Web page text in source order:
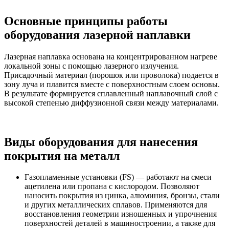
Основные принципы работы
оборудования лазерной наплавки
Лазерная наплавка основана на концентрированном нагреве
локальной зоны с помощью лазерного излучения.
Присадочный материал (порошок или проволока) подается в
зону луча и плавится вместе с поверхностным слоем основы.
В результате формируется сплавленный наплавочный слой с
высокой степенью диффузионной связи между материалами.
Виды оборудования для нанесения
покрытия на металл
Газопламенные установки (FS) — работают на смеси
ацетилена или пропана с кислородом. Позволяют
наносить покрытия из цинка, алюминия, бронзы, стали
и других металлических сплавов. Применяются для
восстановления геометрии изношенных и упрочнения
поверхностей деталей в машиностроении, а также для